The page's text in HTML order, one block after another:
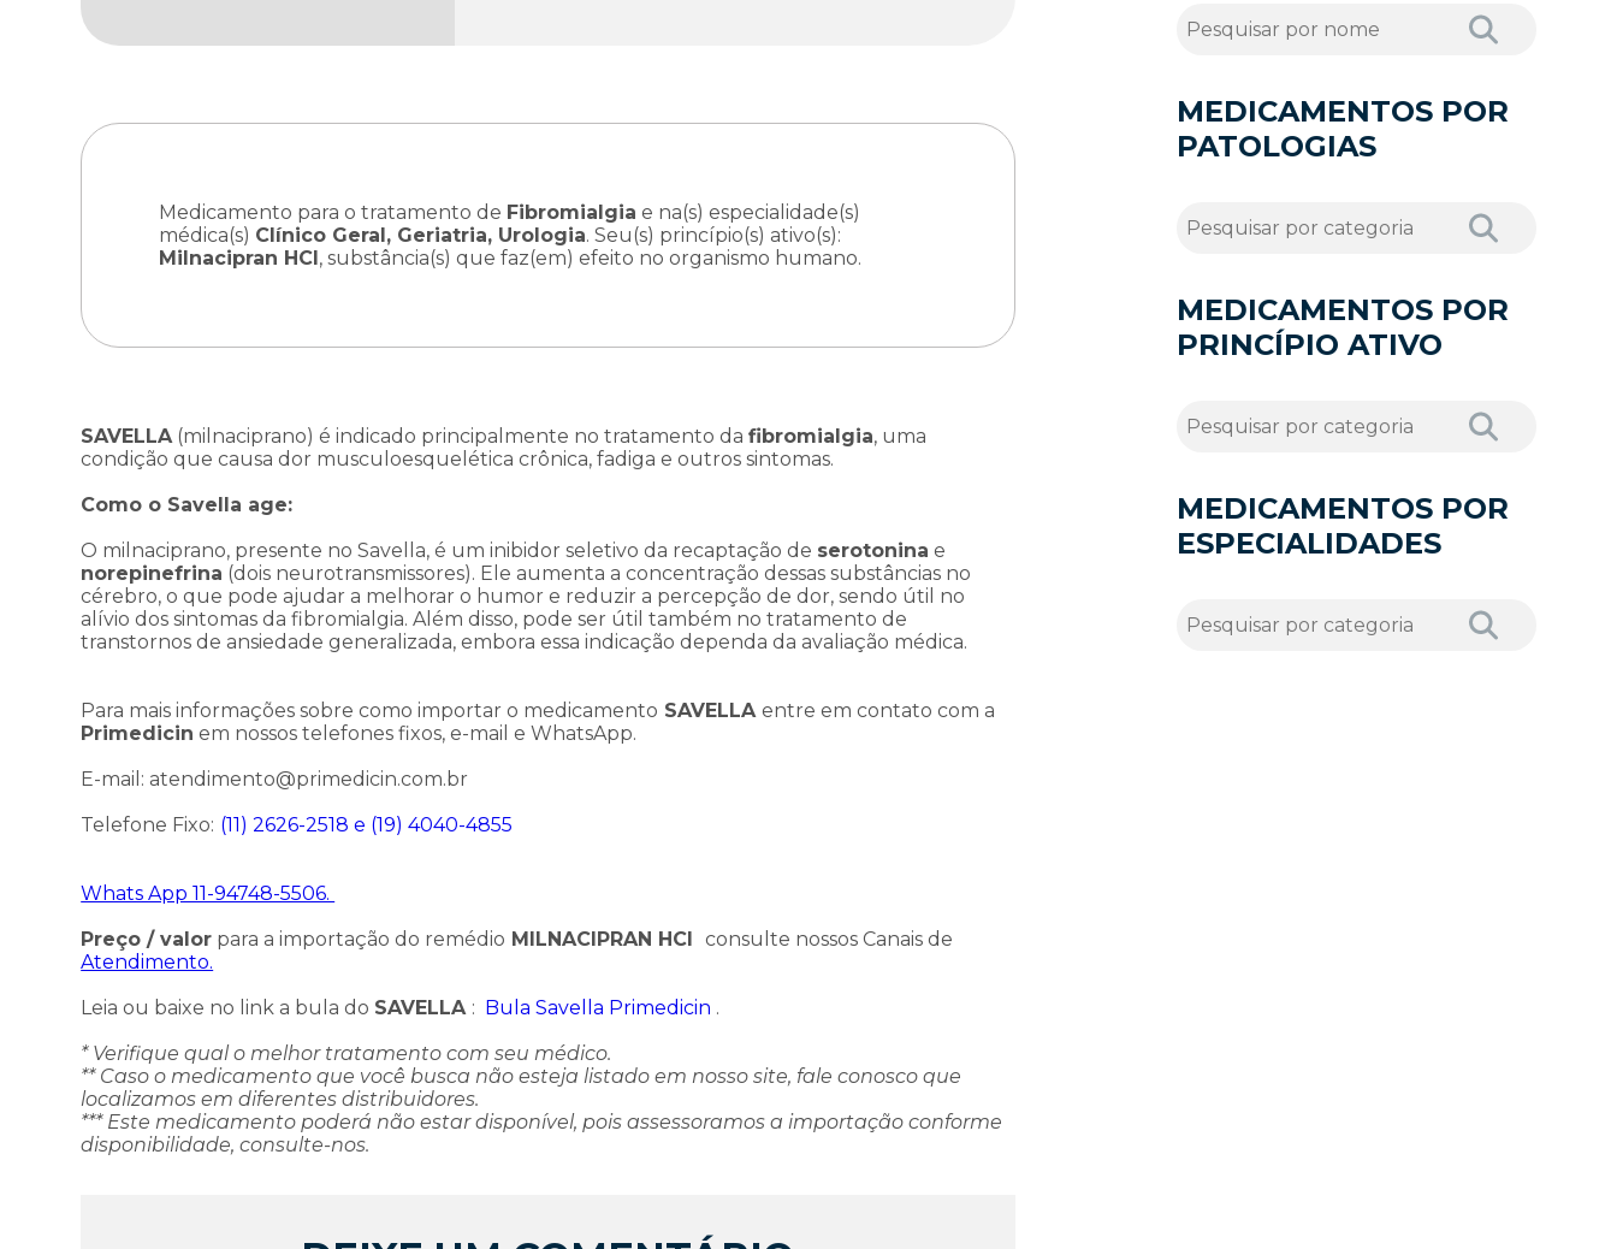
Medicamento para o tratamento de Fibromialgia e na(s) especialidade(s)
médica(s) Clí­nico Geral, Geriatria, Urologia. Seu(s) princípio(s) ativo(s):
Milnacipran HCI, substância(s) que faz(em) efeito no organismo humano.
SAVELLA(milnaciprano) é indicado principalmente no tratamento dafibromialgia, uma
condição que causa dor musculoesquelética crônica, fadiga e outros sintomas.
Como o Savella age:
O milnaciprano, presente no Savella, é um inibidor seletivo da recaptação de serotonina e
norepinefrina (dois neurotransmissores). Ele aumenta a concentração dessas substâncias no
cérebro, o que pode ajudar a melhorar o humor e reduzir a percepção de dor, sendo útil no
alívio dos sintomas da fibromialgia. Além disso, pode ser útil também no tratamento de
transtornos de ansiedade generalizada, embora essa indicação dependa da avaliação médica.
Para mais informações sobre como importar o medicamento SAVELLAentre em contato com a
Primedicin em nossos telefones fixos, e-mail e WhatsApp.
E-mail: atendimento@primedicin.com.br
Telefone Fixo: (11) 2626-2518 e (19) 4040-4855
Whats App 11-94748-5506.
Preço / valor para a importação do remédio MILNACIPRAN HCIconsulte nossos Canais de
Atendimento.
Leia ou baixe no link a bula do SAVELLA : Bula Savella Primedicin .
* Verifique qual o melhor tratamento com seu médico.
** Caso o medicamento que você busca não esteja listado em nosso site, fale conosco que
localizamos em diferentes distribuidores.
*** Este medicamento poderá não estar disponível, pois assessoramos a importação conforme
disponibilidade, consulte-nos.
MEDICAMENTOS POR
PATOLOGIAS
MEDICAMENTOS POR
PRINCÍPIO ATIVO
MEDICAMENTOS POR
ESPECIALIDADES